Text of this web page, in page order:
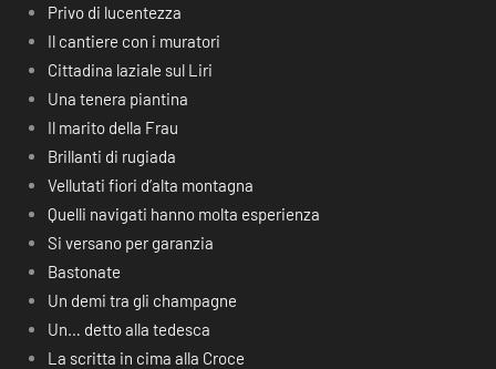
Privo di lucentezza
Il cantiere con i muratori
Cittadina laziale sul Liri
Una tenera piantina
Il marito della Frau
Brillanti di rugiada
Vellutati fiori d’alta montagna
Quelli navigati hanno molta esperienza
Si versano per garanzia
Bastonate
Un demi tra gli champagne
Un… detto alla tedesca
La scritta in cima alla Croce